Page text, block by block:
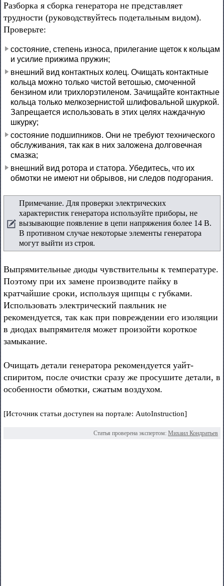
Разборка я сборка генератора не представляет
трудности (руководствуйтесь подетальным видом).
Проверьте:
состояние, степень износа, прилегание щеток к кольцам
и усилие прижима пружин;
внешний вид контактных колец. Очищать контактные
кольца можно только чистой ветошью, смоченной
бензином или трихлорэтиленом. Зачищайте контактные
кольца только мелкозернистой шлифовальной шкуркой.
Запрещается использовать в этих целях наждачную
шкурку;
состояние подшипников. Они не требуют технического
обслуживания, так как в них заложена долговечная
смазка;
внешний вид ротора и статора. Убедитесь, что их
обмотки не имеют ни обрывов, ни следов подгорания.
Примечание. Для проверки электрических
характеристик генератора используйте приборы, не
вызывающие появление в цепи напряжения более 14 В.
В противном случае некоторые элементы генератора
могут выйти из строя.
Выпрямительные диоды чувствительны к температуре.
Поэтому при их замене производите пайку в
кратчайшие сроки, используя щипцы с губками.
Использовать электрический паяльник не
рекомендуется, так как при повреждении его изоляции
в диодах выпрямителя может произойти короткое
замыкание.
Очищать детали генератора рекомендуется уайт-
спиритом, после очистки сразу же просушите детали, в
особенности обмотки, сжатым воздухом.
[Источник статьи доступен на портале: AutoInstruction]
Статья проверена экспертом: Михаил Кондратьев